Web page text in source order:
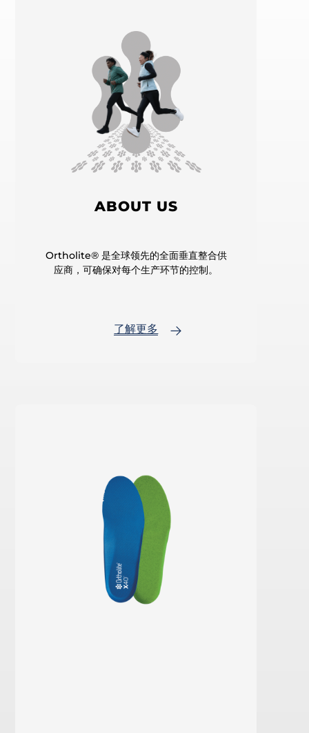
ABOUT US
Ortholite® 是全球领先的全面垂直整合供
应商，可确保对每个生产环节的控制。
了解更多